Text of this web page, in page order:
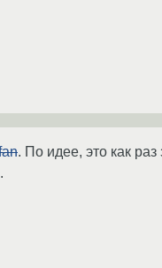
. По идее, это как раз